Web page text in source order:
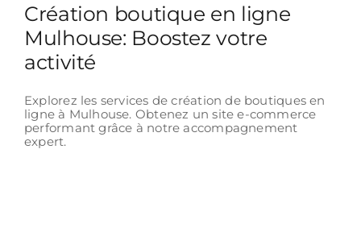
Création boutique en ligne
Mulhouse: Boostez votre
activité
Explorez les services de création de boutiques en
ligne à Mulhouse. Obtenez un site e-commerce
performant grâce à notre accompagnement
expert.